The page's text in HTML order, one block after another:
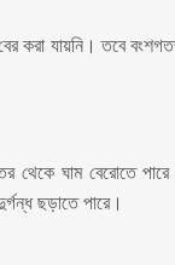
করা যায়নি। তবে
থেকে ঘাম বেরোতে পারে
ছড়াতে পারে।